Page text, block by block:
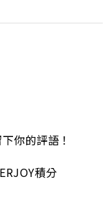
你的評語！
積分